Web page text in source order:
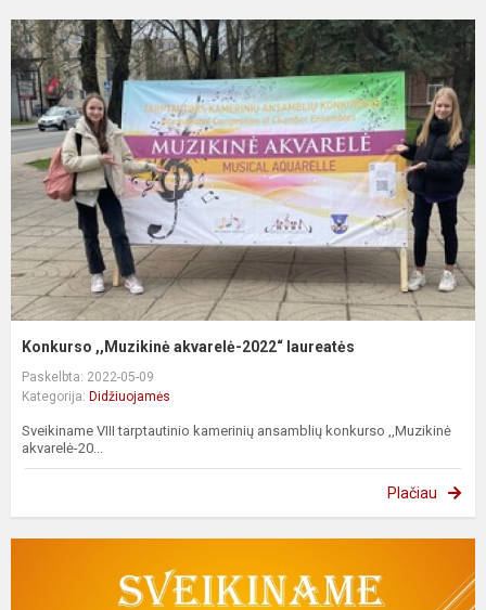
Konkurso ,,Muzikinė akvarelė-2022“ laureatės
Paskelbta: 2022-05-09
Kategorija: Didžiuojamės
Sveikiname VIII tarptautinio kamerinių ansamblių konkurso ,,Muzikinė
akvarelė-20...
Plačiau